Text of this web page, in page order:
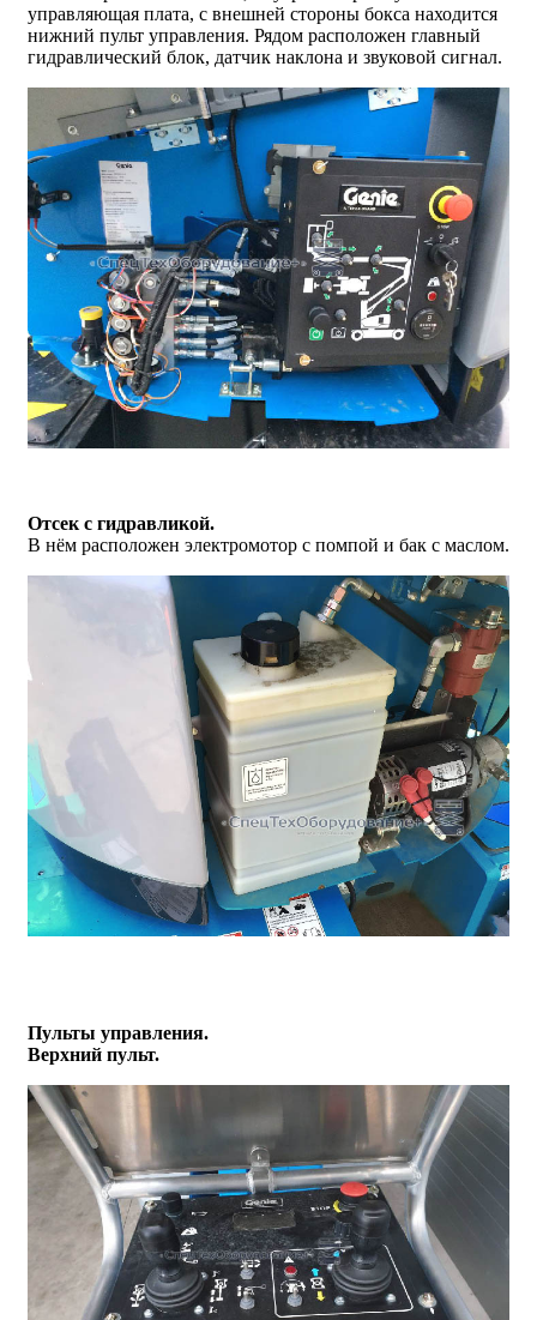
управляющая плата, с внешней стороны бокса находится
нижний пульт управления. Рядом расположен главный
гидравлический блок, датчик наклона и звуковой сигнал.
Отсек с гидравликой.
В нём расположен электромотор с помпой и бак с маслом.
Пульты управления.
Верхний пульт.